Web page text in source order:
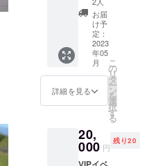
加物等
の食品
表示は
お届け
商品の
ラベル
に表記
す。 ※
無農薬
※発送料
込み
者負担
になり
ます。
11月30
名のア
ウフ
ギー
サーに
よるア
ウフ
グース
・天然
・整体
・ヒー
培米
亀の
尾
10kgを
お送り
いたし
ます。
亀の尾
は『幻
呼ばれ
るほ
ど、米
お届
け予
定：
2023
年05
月
詳細を見る
こ
の
リ
タ
ー
ン
を
選
択
す
る
20,
000 円
残り20